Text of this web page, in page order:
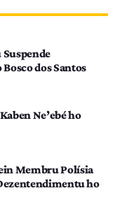
dos Santos
Ne’ebé ho
Membru Polísia
ho